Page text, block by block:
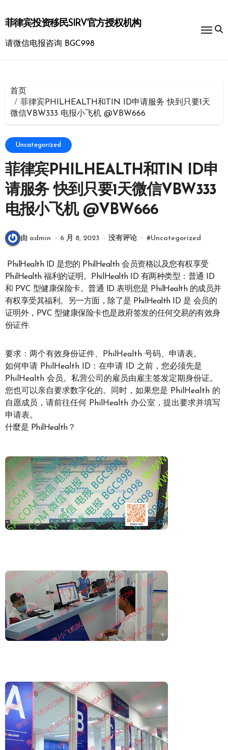
到
内
菲律宾投资移民SIRV官方授权机构
请微信电报咨询 BGC998
首页
菲律宾PHILHEALTH和TIN ID申请服务 快到只要1天
微信VBW333 电报小飞机 @VBW666
Uncategorized
菲律宾PHILHEALTH和TIN ID申
请服务 快到只要1天微信VBW333
电报小飞机 @VBW666
由 admin 6 月 8, 2023 没有评论 #Uncategorized
PhilHealth ID 是您的 PhilHealth 会员资格以及您有权享受
PhilHealth 福利的证明。PhilHealth ID 有两种类型：普通 ID
和 PVC 型健康保险卡。普通 ID 表明您是 PhilHealth 的成员并
有权享受其福利。另一方面，除了是 PhilHealth ID 是 会员的
证明外，PVC 型健康保险卡也是政府签发的任何交易的有效身
份证件.
要求：两个有效身份证件、PhilHealth 号码、申请表。
如何申请 PhilHealth ID：在申请 ID 之前，您必须先是
PhilHealth 会员。私营公司的雇员由雇主签发定期身份证。
您也可以亲自要求数字化的。同时，如果您是 PhilHealth 的
自愿成员，请前往任何 PhilHealth 办公室，提出要求并填写
申请表。
什麼是 PhilHealth？